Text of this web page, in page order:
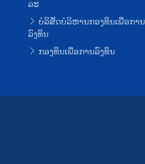
ລະ
ບໍລິສັດບໍລິຫານກອງທຶນເພື່ອການ
ລົງທຶນ
ກອງທຶນເພື່ອການລົງທຶນ